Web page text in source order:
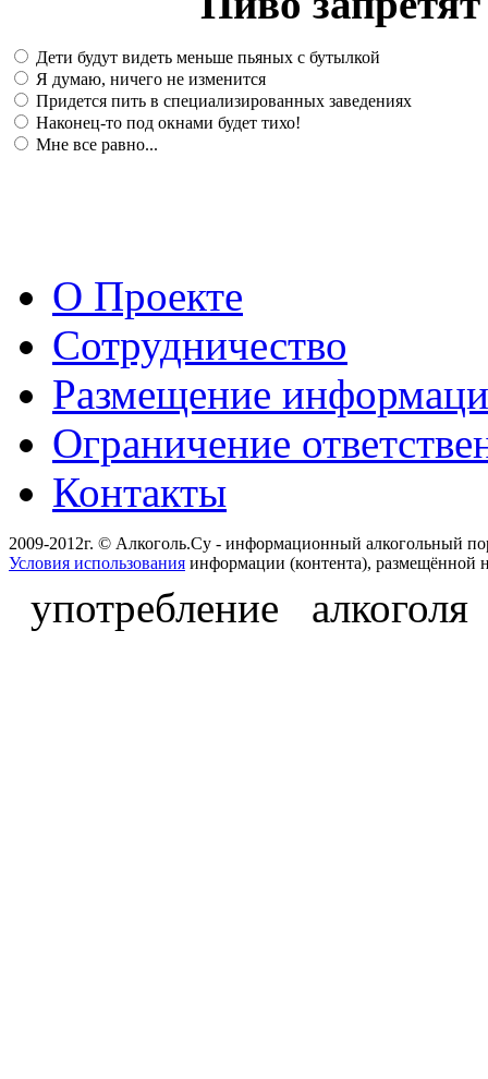
Дети будут видеть меньше пьяных с бутылкой
Я думаю, ничего не изменится
Придется пить в специализированных заведениях
Наконец-то под окнами будет тихо!
Мне все равно...
О Проекте
Сотрудничество
Размещение
Ограничение
Контакты
2009-2012г. © Алкоголь.Су - информационный алкогольный
Условия использования информации (контента), размещённой
употребление